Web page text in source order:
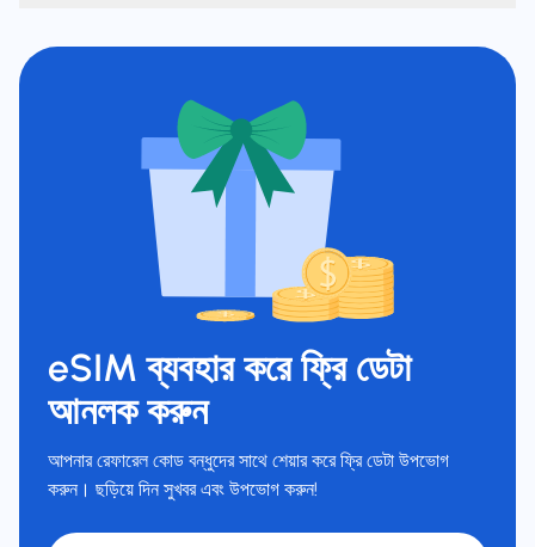
eSIM ব্যবহার করে ফ্রি ডেটা
আনলক করুন
আপনার রেফারেল কোড বন্ধুদের সাথে শেয়ার করে ফ্রি ডেটা উপভোগ
করুন। ছড়িয়ে দিন সুখবর এবং উপভোগ করুন!